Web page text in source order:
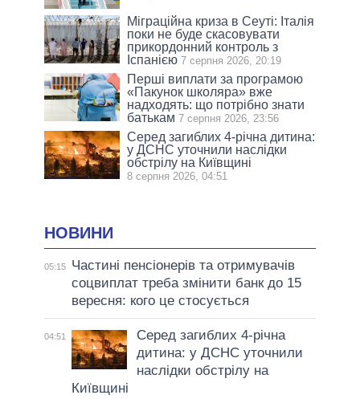
Міграційна криза в Сеуті: Італія
поки не буде скасовувати
прикордонний контроль з
Іспанією 7 серпня 2026, 20:19
Перші виплати за програмою
«Пакунок школяра» вже
надходять: що потрібно знати
батькам 7 серпня 2026, 23:56
Серед загиблих 4-річна дитина:
у ДСНС уточнили наслідки
обстрілу на Київщині
8 серпня 2026, 04:51
НОВИНИ
05:15
Частині пенсіонерів та отримувачів
соцвиплат треба змінити банк до 15
вересня: кого це стосується
04:51
Серед загиблих 4-річна
дитина: у ДСНС уточнили
наслідки обстрілу на
Київщині